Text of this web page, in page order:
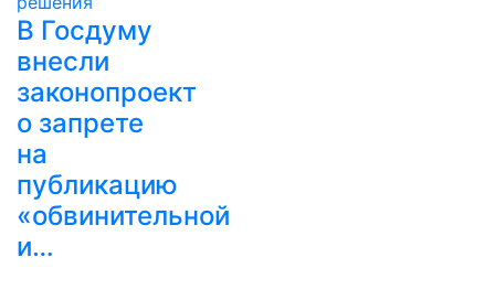
В Госдуму
внесли
законопроект
о запрете
на
публикацию
«обвинительной
и…